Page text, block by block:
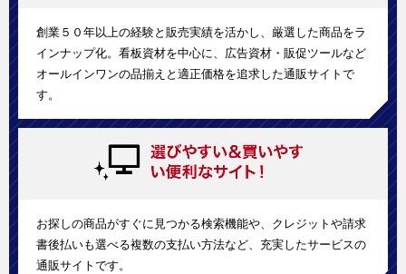
創業５０年以上の経験と販売実績を活かし、厳選した商品をラ
インナップ化。看板資材を中心に、広告資材・販促ツールなど
オールインワンの品揃えと適正価格を追求した通販サイトで
す。
お探しの商品がすぐに見つかる検索機能や、クレジットや請求
書後払いも選べる複数の支払い方法など、充実したサービスの
通販サイトです。